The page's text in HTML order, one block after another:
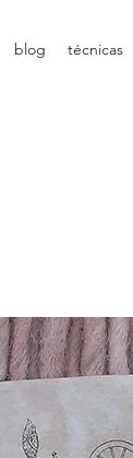
blog técnicas